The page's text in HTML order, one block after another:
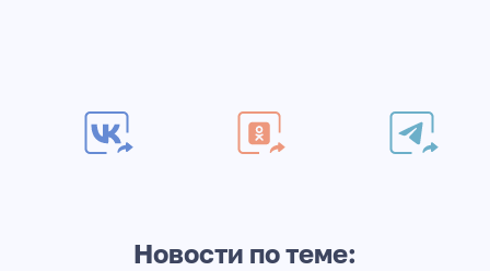
Новости по теме: